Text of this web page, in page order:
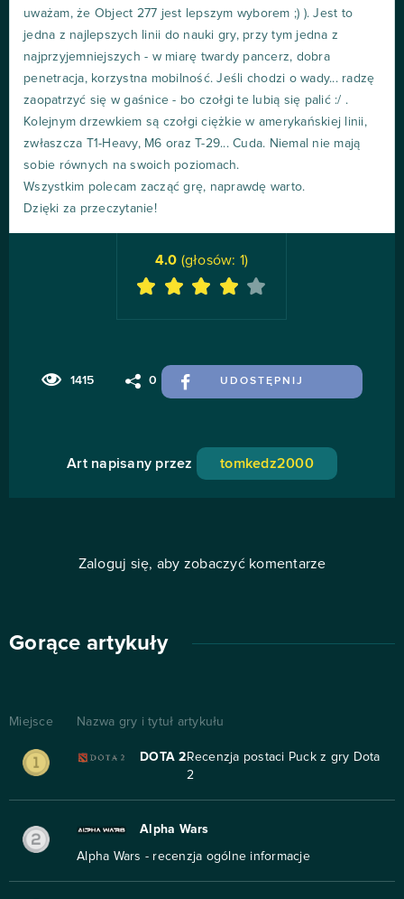
uważam, że Object 277 jest lepszym wyborem ;) ). Jest to
jedna z najlepszych linii do nauki gry, przy tym jedna z
najprzyjemniejszych - w miarę twardy pancerz, dobra
penetracja, korzystna mobilność. Jeśli chodzi o wady... radzę
zaopatrzyć się w gaśnice - bo czołgi te lubią się palić :/ .
Kolejnym drzewkiem są czołgi ciężkie w amerykańskiej linii,
zwłaszcza T1-Heavy, M6 oraz T-29... Cuda. Niemal nie mają
sobie równych na swoich poziomach.
Wszystkim polecam zacząć grę, naprawdę warto.
Dzięki za przeczytanie!
1415 0 UDOSTĘPNIJ
4.0 (głosów: 1)
Art napisany przez tomkedz2000
Zaloguj się, aby zobaczyć komentarze
Gorące artykuły
Miejsce Nazwa gry i tytuł artykułu
DOTA 2 Recenzja postaci Puck z gry Dota
2
Alpha Wars
Alpha Wars - recenzja ogólne informacje